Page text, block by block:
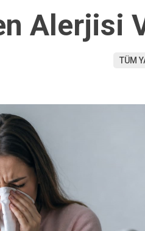
Alerjisi
TÜM